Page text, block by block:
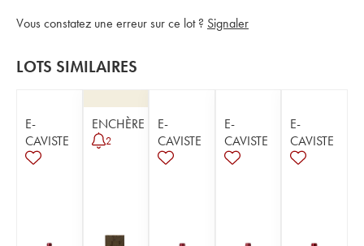
Vous constatez une erreur sur ce lot ? Signaler
LOTS SIMILAIRES
E-
CAVISTE
ENCHÈRE
2
E-
CAVISTE
E-
CAVISTE
E-
CAVISTE